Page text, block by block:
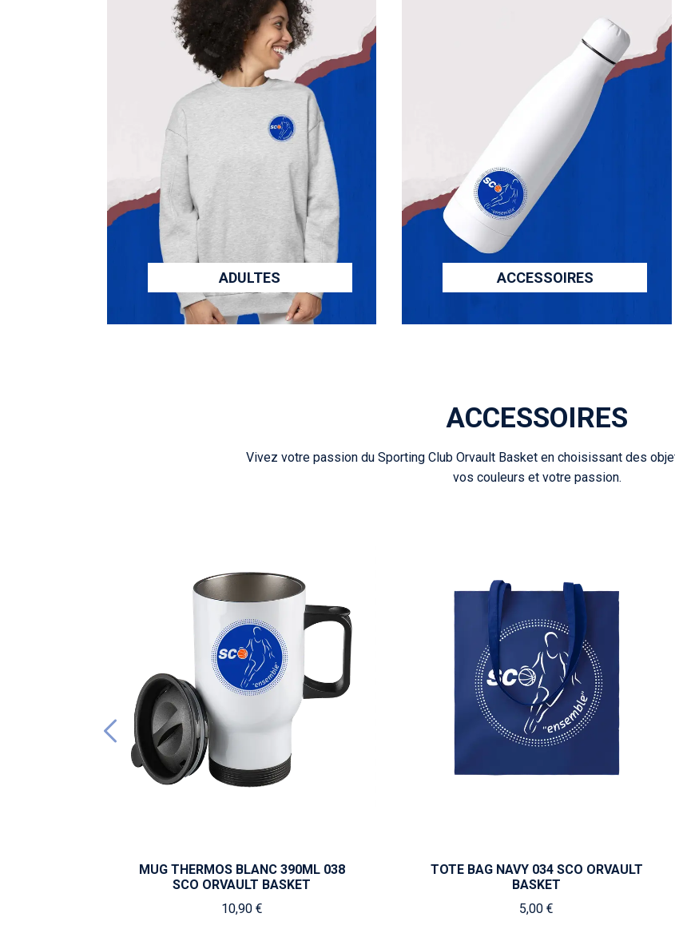
ADULTES ACCESSOIRES
ACCESSOIRES
Vivez votre passion du Sporting Club Orvault Basket en choisissant des
vos couleurs et votre passion.
MUG THERMOS BLANC 390ML 038
SCO ORVAULT BASKET
10,90 €
TOTE BAG NAVY 034 SCO ORVAULT
BASKET
5,00 €